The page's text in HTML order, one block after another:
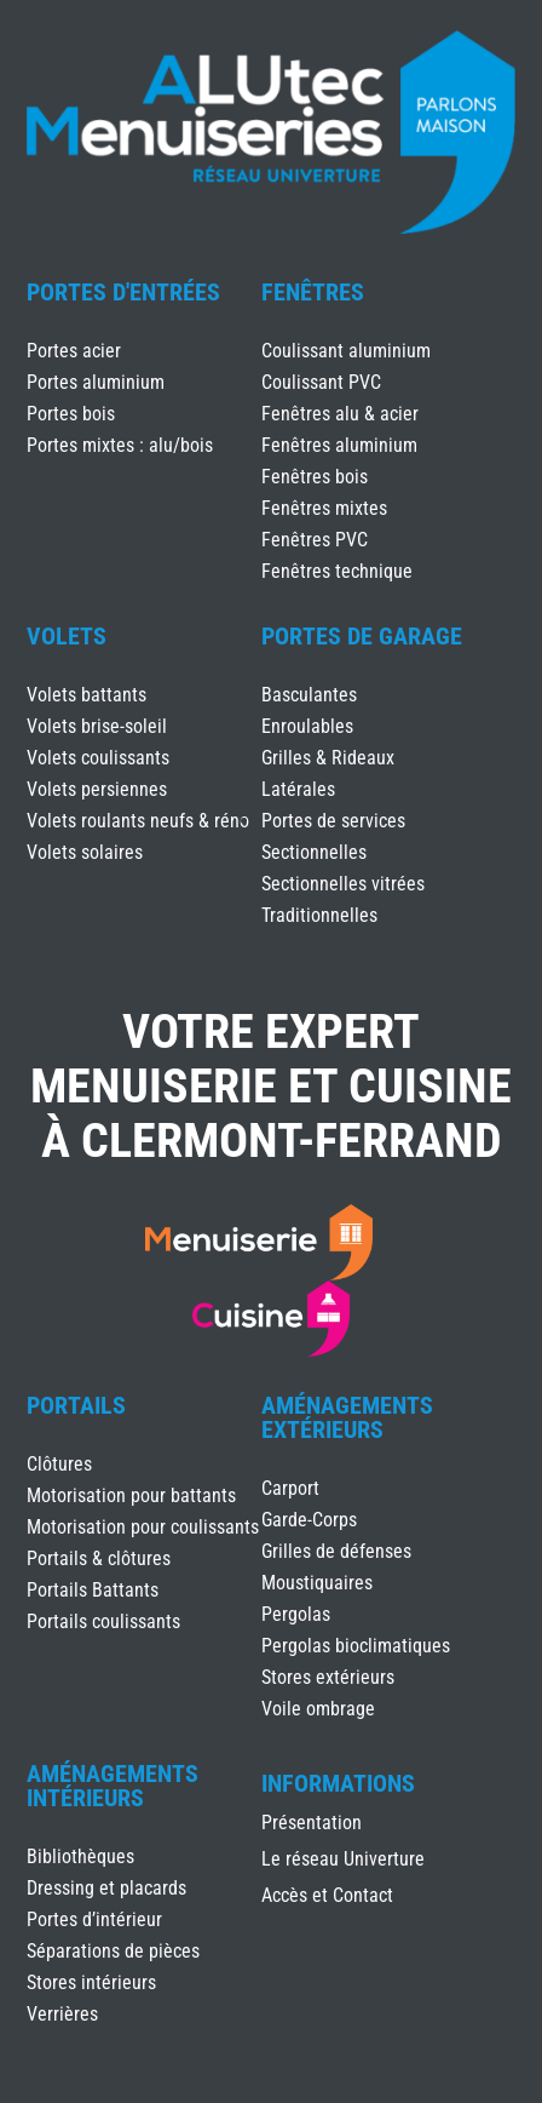
PORTES D'ENTRÉES
Portes acier
Portes aluminium
Portes bois
Portes mixtes : alu/bois
FENÊTRES
Coulissant aluminium
Coulissant PVC
Fenêtres alu & acier
Fenêtres aluminium
Fenêtres bois
Fenêtres mixtes
Fenêtres PVC
Fenêtres technique
VOLETS
Volets battants
Volets brise-soleil
Volets coulissants
Volets persiennes
Volets roulants neufs & réno
Volets solaires
PORTES DE GARAGE
Basculantes
Enroulables
Grilles & Rideaux
Latérales
Portes de services
Sectionnelles
Sectionnelles vitrées
Traditionnelles
VOTRE EXPERT
MENUISERIE ET CUISINE
À CLERMONT-FERRAND
PORTAILS
Clôtures
Motorisation pour battants
Motorisation pour coulissants
Portails & clôtures
Portails Battants
Portails coulissants
AMÉNAGEMENTS
EXTÉRIEURS
Carport
Garde-Corps
Grilles de défenses
Moustiquaires
Pergolas
Pergolas bioclimatiques
Stores extérieurs
Voile ombrage
AMÉNAGEMENTS
INTÉRIEURS
Bibliothèques
Dressing et placards
Portes d’intérieur
Séparations de pièces
Stores intérieurs
Verrières
INFORMATIONS
Présentation
Le réseau Univerture
Accès et Contact